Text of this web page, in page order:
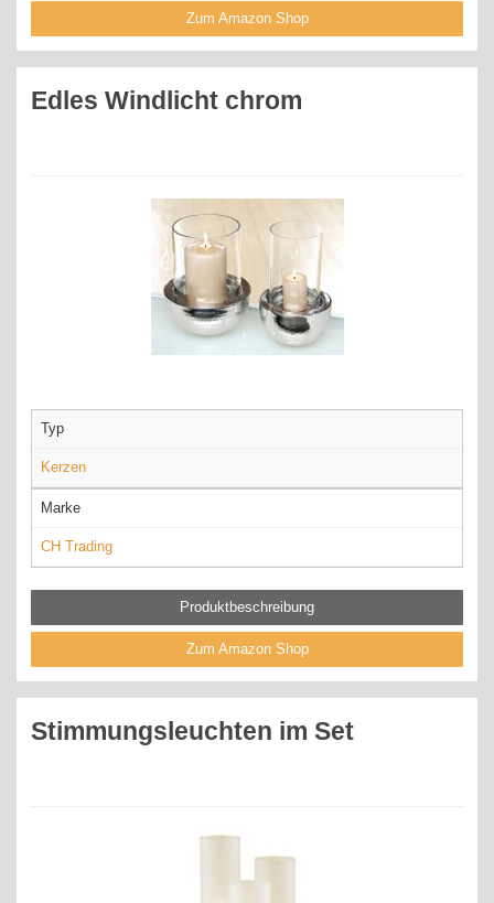
Zum Amazon Shop
Edles Windlicht chrom
Typ
Kerzen
Marke
CH Trading
Produktbeschreibung
Zum Amazon Shop
Stimmungsleuchten im Set